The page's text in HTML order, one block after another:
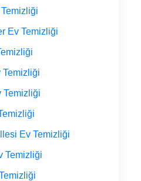
Ev Temizliği
Temizliği
Temizliği
Ev Temizliği
Temizliği